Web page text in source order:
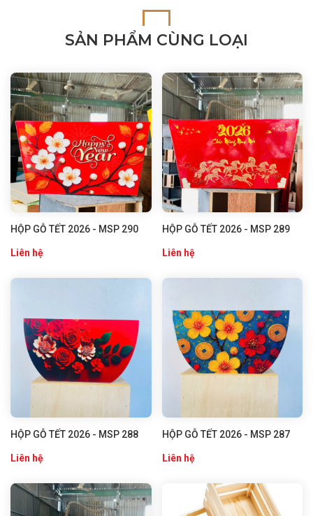
SẢN PHẨM CÙNG LOẠI
HỘP GỖ TẾT 2026 - MSP 290
Liên hệ
HỘP GỖ TẾT 2026 - MSP 289
Liên hệ
HỘP GỖ TẾT 2026 - MSP 288
Liên hệ
HỘP GỖ TẾT 2026 - MSP 287
Liên hệ